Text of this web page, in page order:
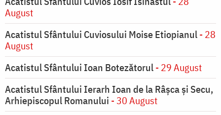
August
Acatistul Sfântului Cuviosului Moise Etiopianul- 28
August
Acatistul Sfântului Ioan Botezătorul- 29 August
Acatistul Sfântului Ierarh Ioan de la Râşca şi Secu,
Arhiepiscopul Romanului - 30 August